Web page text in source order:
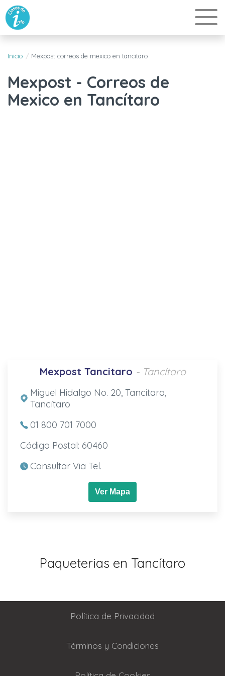
Inicio Mexpost correos de mexico en tancitaro
Mexpost - Correos de
Mexico en Tancítaro
Mexpost Tancitaro - Tancítaro
Miguel Hidalgo No. 20, Tancitaro,
Tancítaro
01 800 701 7000
Código Postal: 60460
Consultar Via Tel.
Ver Mapa
Paqueterias en Tancítaro
Política de Privacidad
Términos y Condiciones